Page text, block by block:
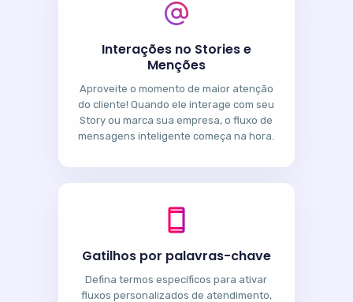
Interações no Stories e
Menções
Aproveite o momento de maior atenção
do cliente! Quando ele interage com seu
Story ou marca sua empresa, o fluxo de
mensagens inteligente começa na hora.
Gatilhos por palavras-chave
Defina termos específicos para ativar
fluxos personalizados de atendimento,